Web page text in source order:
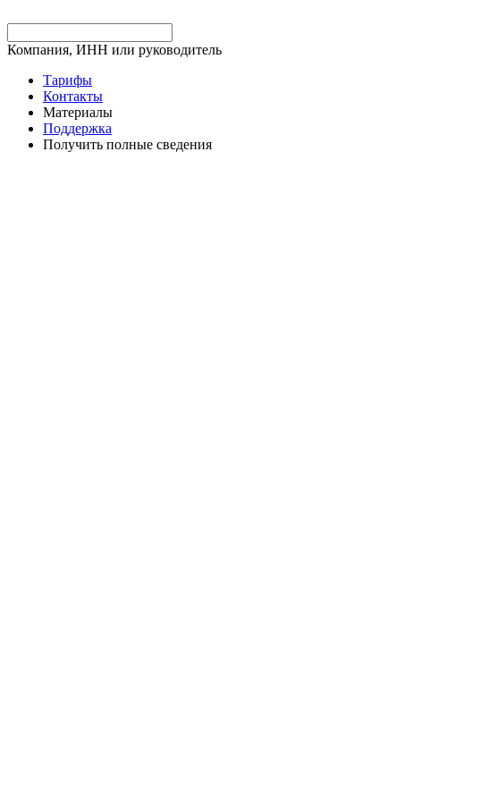
Компания, ИНН или руководитель
Тарифы
Контакты
Материалы
Поддержка
Получить полные сведения